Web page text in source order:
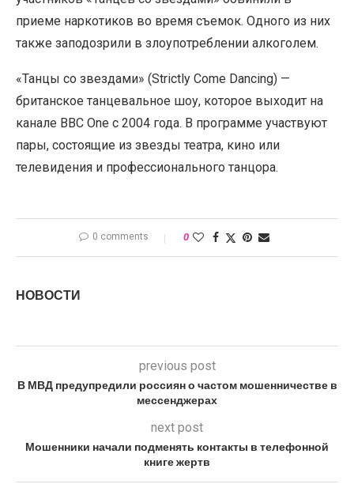
приеме наркотиков во время съемок. Одного из них
также заподозрили в злоупотреблении алкоголем.
«Танцы со звездами» (Strictly Come Dancing) —
британское танцевальное шоу, которое выходит на
канале BBC One с 2004 года. В программе участвуют
пары, состоящие из звезды театра, кино или
телевидения и профессионального танцора.
0 comments 0
НОВОСТИ
previous post
В МВД предупредили россиян о частом мошенничестве в
мессенджерах
next post
Мошенники начали подменять контакты в телефонной
книге жертв